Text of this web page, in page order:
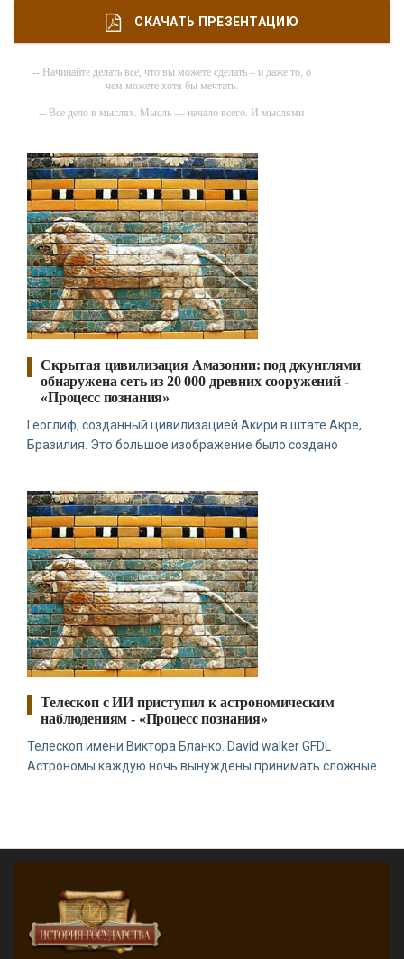
СКАЧАТЬ ПРЕЗЕНТАЦИЮ
-- Начинайте делать все, что вы можете сделать – и даже то, о
чем можете хотя бы мечтать.
-- Все дело в мыслях. Мысль — начало всего. И мыслями
-- Идите уверенно по направлению к мечте. Живите той жизнью,
которую вы сами себе придумали.
-- Самое большое богатство — это ум. Самая большая нищета —
глупость. Из всех страхов самый пугающий — самолюбование.
-- Лучшее, что можно сделать с хорошим советом, это
пропустить его мимо ушей. Он никогда не бывает полезен
никому, кроме того, кто его дал.
-- Люблю давать советы и очень не люблю, когда их дают мне.
Скрытая цивилизация Амазонии: под джунглями
обнаружена сеть из 20 000 древних сооружений -
«Процесс познания»
Геоглиф, созданный цивилизацией Акири в штате Акре,
Бразилия. Это большое изображение было создано
Телескоп с ИИ приступил к астрономическим
наблюдениям - «Процесс познания»
Телескоп имени Виктора Бланко. David walker GFDL
Астрономы каждую ночь вынуждены принимать сложные